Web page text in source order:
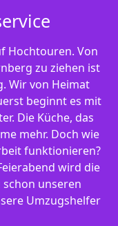
Hochtouren. Von
zu ziehen ist
Wir von Heimat
beginnt es mit
Die Küche, das
mehr. Doch wie
funktionieren?
wird die
unseren
Umzugshelfer